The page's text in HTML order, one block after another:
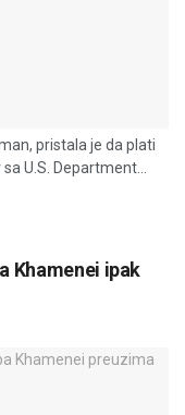
pristala je da plati
U.S. Department...
Khamenei ipak